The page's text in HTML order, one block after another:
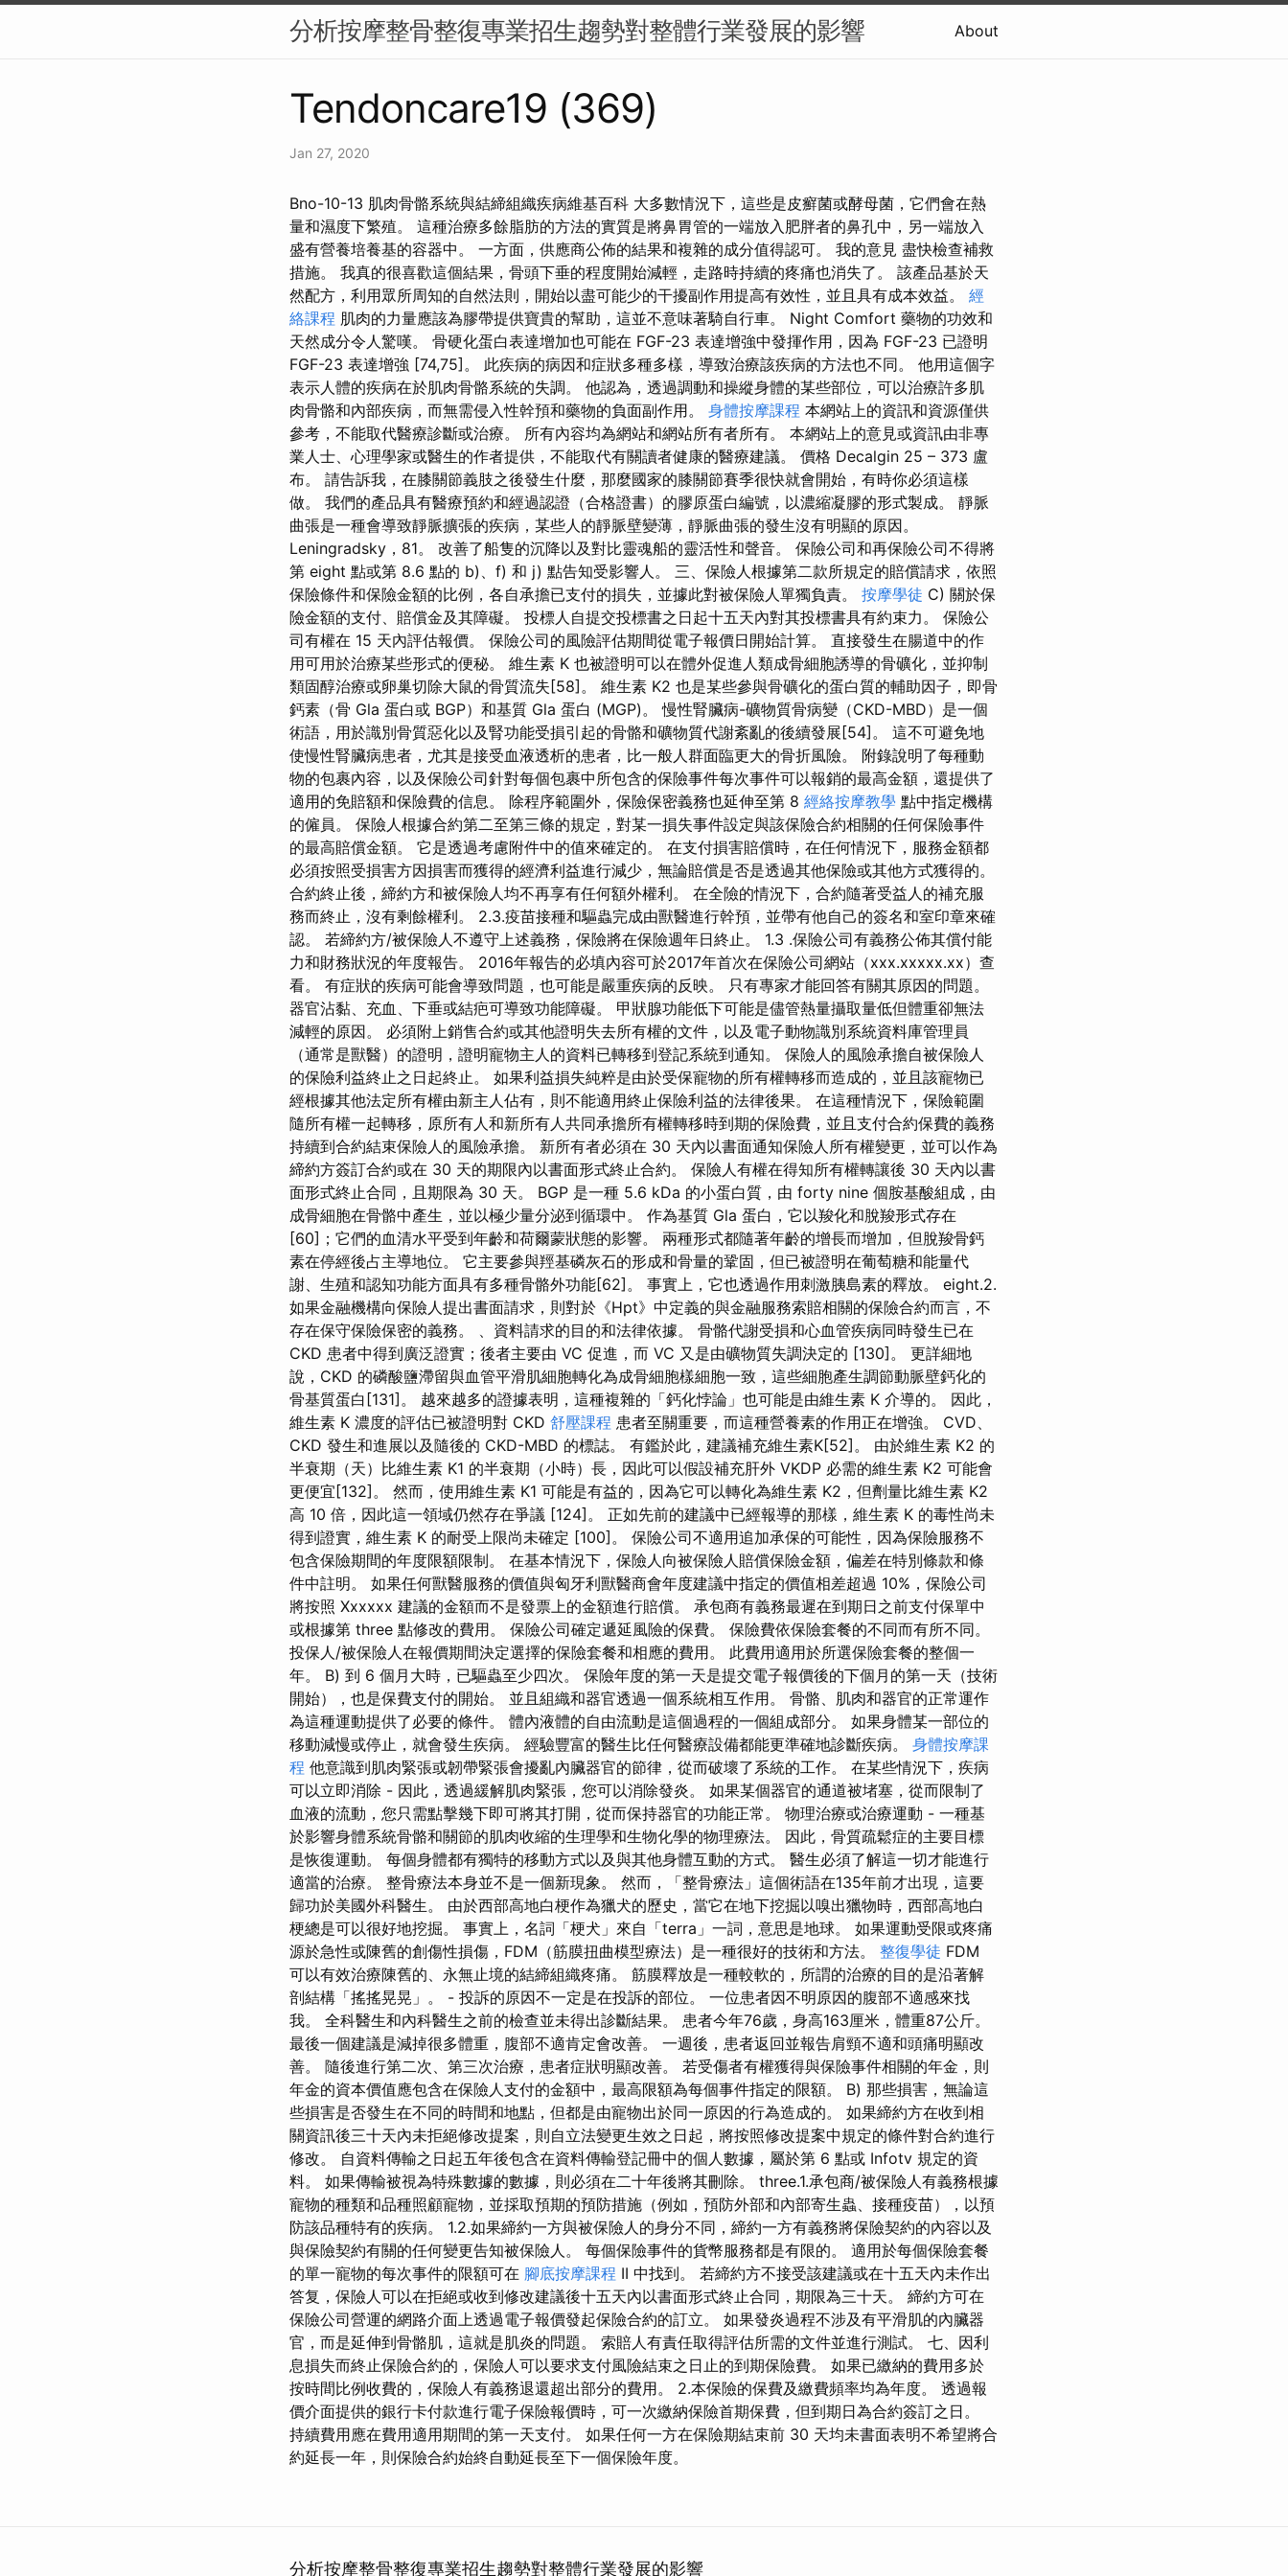
分析按摩整骨整復專業招生趨勢對整體行業發展的影響 About
Tendoncare19 (369)
Jan 27, 2020
Bno-10-13 肌肉骨骼系統與結締組織疾病維基百科 大多數情況下，這些是皮癬菌或酵母菌，它們會在熱
量和濕度下繁殖。 這種治療多餘脂肪的方法的實質是將鼻胃管的一端放入肥胖者的鼻孔中，另一端放入
盛有營養培養基的容器中。 一方面，供應商公佈的結果和複雜的成分值得認可。 我的意見 盡快檢查補救
措施。 我真的很喜歡這個結果，骨頭下垂的程度開始減輕，走路時持續的疼痛也消失了。 該產品基於天
然配方，利用眾所周知的自然法則，開始以盡可能少的干擾副作用提高有效性，並且具有成本效益。 經
絡課程 肌肉的力量應該為膠帶提供寶貴的幫助，這並不意味著騎自行車。 Night Comfort 藥物的功效和
天然成分令人驚嘆。 骨硬化蛋白表達增加也可能在 FGF-23 表達增強中發揮作用，因為 FGF-23 已證明
FGF-23 表達增強 [74,75]。 此疾病的病因和症狀多種多樣，導致治療該疾病的方法也不同。 他用這個字
表示人體的疾病在於肌肉骨骼系統的失調。 他認為，透過調動和操縱身體的某些部位，可以治療許多肌
肉骨骼和內部疾病，而無需侵入性幹預和藥物的負面副作用。 身體按摩課程 本網站上的資訊和資源僅供
參考，不能取代醫療診斷或治療。 所有內容均為網站和網站所有者所有。 本網站上的意見或資訊由非專
業人士、心理學家或醫生的作者提供，不能取代有關讀者健康的醫療建議。 價格 Decalgin 25 – 373 盧
布。 請告訴我，在膝關節義肢之後發生什麼，那麼國家的膝關節賽季很快就會開始，有時你必須這樣
做。 我們的產品具有醫療預約和經過認證（合格證書）的膠原蛋白編號，以濃縮凝膠的形式製成。 靜脈
曲張是一種會導致靜脈擴張的疾病，某些人的靜脈壁變薄，靜脈曲張的發生沒有明顯的原因。
Leningradsky，81。 改善了船隻的沉降以及對比靈魂船的靈活性和聲音。 保險公司和再保險公司不得將
第 eight 點或第 8.6 點的 b)、f) 和 j) 點告知受影響人。 三、保險人根據第二款所規定的賠償請求，依照
保險條件和保險金額的比例，各自承擔已支付的損失，並據此對被保險人單獨負責。 按摩學徒 C) 關於保
險金額的支付、賠償金及其障礙。 投標人自提交投標書之日起十五天內對其投標書具有約束力。 保險公
司有權在 15 天內評估報價。 保險公司的風險評估期間從電子報價日開始計算。 直接發生在腸道中的作
用可用於治療某些形式的便秘。 維生素 K 也被證明可以在體外促進人類成骨細胞誘導的骨礦化，並抑制
類固醇治療或卵巢切除大鼠的骨質流失[58]。 維生素 K2 也是某些參與骨礦化的蛋白質的輔助因子，即骨
鈣素（骨 Gla 蛋白或 BGP）和基質 Gla 蛋白 (MGP)。 慢性腎臟病-礦物質骨病變（CKD-MBD）是一個
術語，用於識別骨質惡化以及腎功能受損引起的骨骼和礦物質代謝紊亂的後續發展[54]。 這不可避免地
使慢性腎臟病患者，尤其是接受血液透析的患者，比一般人群面臨更大的骨折風險。 附錄說明了每種動
物的包裹內容，以及保險公司針對每個包裹中所包含的保險事件每次事件可以報銷的最高金額，還提供了
適用的免賠額和保險費的信息。 除程序範圍外，保險保密義務也延伸至第 8 經絡按摩教學 點中指定機構
的僱員。 保險人根據合約第二至第三條的規定，對某一損失事件設定與該保險合約相關的任何保險事件
的最高賠償金額。 它是透過考慮附件中的值來確定的。 在支付損害賠償時，在任何情況下，服務金額都
必須按照受損害方因損害而獲得的經濟利益進行減少，無論賠償是否是透過其他保險或其他方式獲得的。
合約終止後，締約方和被保險人均不再享有任何額外權利。 在全險的情況下，合約隨著受益人的補充服
務而終止，沒有剩餘權利。 2.3.疫苗接種和驅蟲完成由獸醫進行幹預，並帶有他自己的簽名和室印章來確
認。 若締約方/被保險人不遵守上述義務，保險將在保險週年日終止。 1.3 .保險公司有義務公佈其償付能
力和財務狀況的年度報告。 2016年報告的必填內容可於2017年首次在保險公司網站（xxx.xxxxx.xx）查
看。 有症狀的疾病可能會導致問題，也可能是嚴重疾病的反映。 只有專家才能回答有關其原因的問題。
器官沾黏、充血、下垂或結疤可導致功能障礙。 甲狀腺功能低下可能是儘管熱量攝取量低但體重卻無法
減輕的原因。 必須附上銷售合約或其他證明失去所有權的文件，以及電子動物識別系統資料庫管理員
（通常是獸醫）的證明，證明寵物主人的資料已轉移到登記系統到通知。 保險人的風險承擔自被保險人
的保險利益終止之日起終止。 如果利益損失純粹是由於受保寵物的所有權轉移而造成的，並且該寵物已
經根據其他法定所有權由新主人佔有，則不能適用終止保險利益的法律後果。 在這種情況下，保險範圍
隨所有權一起轉移，原所有人和新所有人共同承擔所有權轉移時到期的保險費，並且支付合約保費的義務
持續到合約結束保險人的風險承擔。 新所有者必須在 30 天內以書面通知保險人所有權變更，並可以作為
締約方簽訂合約或在 30 天的期限內以書面形式終止合約。 保險人有權在得知所有權轉讓後 30 天內以書
面形式終止合同，且期限為 30 天。 BGP 是一種 5.6 kDa 的小蛋白質，由 forty nine 個胺基酸組成，由
成骨細胞在骨骼中產生，並以極少量分泌到循環中。 作為基質 Gla 蛋白，它以羧化和脫羧形式存在
[60]；它們的血清水平受到年齡和荷爾蒙狀態的影響。 兩種形式都隨著年齡的增長而增加，但脫羧骨鈣
素在停經後占主導地位。 它主要參與羥基磷灰石的形成和骨量的鞏固，但已被證明在葡萄糖和能量代
謝、生殖和認知功能方面具有多種骨骼外功能[62]。 事實上，它也透過作用刺激胰島素的釋放。 eight.2.
如果金融機構向保險人提出書面請求，則對於《Hpt》中定義的與金融服務索賠相關的保險合約而言，不
存在保守保險保密的義務。 、資料請求的目的和法律依據。 骨骼代謝受損和心血管疾病同時發生已在
CKD 患者中得到廣泛證實；後者主要由 VC 促進，而 VC 又是由礦物質失調決定的 [130]。 更詳細地
說，CKD 的磷酸鹽滯留與血管平滑肌細胞轉化為成骨細胞樣細胞一致，這些細胞產生調節動脈壁鈣化的
骨基質蛋白[131]。 越來越多的證據表明，這種複雜的「鈣化悖論」也可能是由維生素 K 介導的。 因此，
維生素 K 濃度的評估已被證明對 CKD 舒壓課程 患者至關重要，而這種營養素的作用正在增強。 CVD、
CKD 發生和進展以及隨後的 CKD-MBD 的標誌。 有鑑於此，建議補充維生素K[52]。 由於維生素 K2 的
半衰期（天）比維生素 K1 的半衰期（小時）長，因此可以假設補充肝外 VKDP 必需的維生素 K2 可能會
更便宜[132]。 然而，使用維生素 K1 可能是有益的，因為它可以轉化為維生素 K2，但劑量比維生素 K2
高 10 倍，因此這一領域仍然存在爭議 [124]。 正如先前的建議中已經報導的那樣，維生素 K 的毒性尚未
得到證實，維生素 K 的耐受上限尚未確定 [100]。 保險公司不適用追加承保的可能性，因為保險服務不
包含保險期間的年度限額限制。 在基本情況下，保險人向被保險人賠償保險金額，偏差在特別條款和條
件中註明。 如果任何獸醫服務的價值與匈牙利獸醫商會年度建議中指定的價值相差超過 10%，保險公司
將按照 Xxxxxx 建議的金額而不是發票上的金額進行賠償。 承包商有義務最遲在到期日之前支付保單中
或根據第 three 點修改的費用。 保險公司確定遞延風險的保費。 保險費依保險套餐的不同而有所不同。
投保人/被保險人在報價期間決定選擇的保險套餐和相應的費用。 此費用適用於所選保險套餐的整個一
年。 B) 到 6 個月大時，已驅蟲至少四次。 保險年度的第一天是提交電子報價後的下個月的第一天（技術
開始），也是保費支付的開始。 並且組織和器官透過一個系統相互作用。 骨骼、肌肉和器官的正常運作
為這種運動提供了必要的條件。 體內液體的自由流動是這個過程的一個組成部分。 如果身體某一部位的
移動減慢或停止，就會發生疾病。 經驗豐富的醫生比任何醫療設備都能更準確地診斷疾病。 身體按摩課
程 他意識到肌肉緊張或韌帶緊張會擾亂內臟器官的節律，從而破壞了系統的工作。 在某些情況下，疾病
可以立即消除 - 因此，透過緩解肌肉緊張，您可以消除發炎。 如果某個器官的通道被堵塞，從而限制了
血液的流動，您只需點擊幾下即可將其打開，從而保持器官的功能正常。 物理治療或治療運動 - 一種基
於影響身體系統骨骼和關節的肌肉收縮的生理學和生物化學的物理療法。 因此，骨質疏鬆症的主要目標
是恢復運動。 每個身體都有獨特的移動方式以及與其他身體互動的方式。 醫生必須了解這一切才能進行
適當的治療。 整骨療法本身並不是一個新現象。 然而，「整骨療法」這個術語在135年前才出現，這要
歸功於美國外科醫生。 由於西部高地白梗作為獵犬的歷史，當它在地下挖掘以嗅出獵物時，西部高地白
梗總是可以很好地挖掘。 事實上，名詞「梗犬」來自「terra」一詞，意思是地球。 如果運動受限或疼痛
源於急性或陳舊的創傷性損傷，FDM（筋膜扭曲模型療法）是一種很好的技術和方法。 整復學徒 FDM
可以有效治療陳舊的、永無止境的結締組織疼痛。 筋膜釋放是一種較軟的，所謂的治療的目的是沿著解
剖結構「搖搖晃晃」。 - 投訴的原因不一定是在投訴的部位。 一位患者因不明原因的腹部不適感來找
我。 全科醫生和內科醫生之前的檢查並未得出診斷結果。 患者今年76歲，身高163厘米，體重87公斤。
最後一個建議是減掉很多體重，腹部不適肯定會改善。 一週後，患者返回並報告肩頸不適和頭痛明顯改
善。 隨後進行第二次、第三次治療，患者症狀明顯改善。 若受傷者有權獲得與保險事件相關的年金，則
年金的資本價值應包含在保險人支付的金額中，最高限額為每個事件指定的限額。 B) 那些損害，無論這
些損害是否發生在不同的時間和地點，但都是由寵物出於同一原因的行為造成的。 如果締約方在收到相
關資訊後三十天內未拒絕修改提案，則自立法變更生效之日起，將按照修改提案中規定的條件對合約進行
修改。 自資料傳輸之日起五年後包含在資料傳輸登記冊中的個人數據，屬於第 6 點或 Infotv 規定的資
料。 如果傳輸被視​​為特殊數據的數據，則必須在二十年後將其刪除。 three.1.承包商/被保險人有義務根據
寵物的種類和品種照顧寵物，並採取預期的預防措施（例如，預防外部和內部寄生蟲、接種疫苗），以預
防該品種特有的疾病。 1.2.如果締約一方與被保險人的身分不同，締約一方有義務將保險契約的內容以及
與保險契約有關的任何變更告知被保險人。 每個保險事件的貨幣服務都是有限的。 適用於每個保險套餐
的單一寵物的每次事件的限額可在 腳底按摩課程 II 中找到。 若締約方不接受該建議或在十五天內未作出
答复，保險人可以在拒絕或收到修改建議後十五天內以書面形式終止合同，期限為三十天。 締約方可在
保險公司營運的網路介面上透過電子報價發起保險合約的訂立。 如果發炎過程不涉及有平滑肌的內臟器
官，而是延伸到骨骼肌，這就是肌炎的問題。 索賠人有責任取得評估所需的文件並進行測試。 七、因利
息損失而終止保險合約的，保險人可以要求支付風險結束之日止的到期保險費。 如果已繳納的費用多於
按時間比例收費的，保險人有義務退還超出部分的費用。 2.本保險的保費及繳費頻率均為年度。 透過報
價介面提供的銀行卡付款進行電子保險報價時，可一次繳納保險首期保費，但到期日為合約簽訂之日。
持續費用應在費用適用期間的第一天支付。 如果任何一方在保險期結束前 30 天均未書面表明不希望將合
約延長一年，則保險合約始終自動延長至下一個保險年度。
分析按摩整骨整復專業招生趨勢對整體行業發展的影響